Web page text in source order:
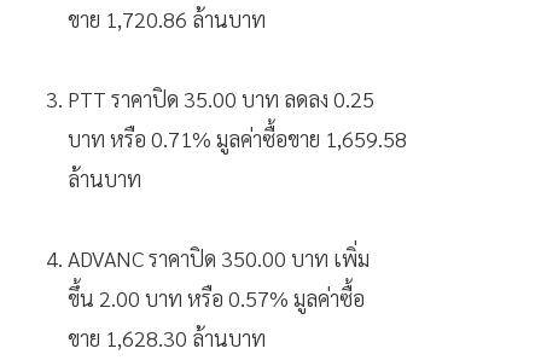
ขาย 1,720.86 ล้านบาท
PTT ราคาปิด 35.00 บาท ลดลง 0.25
บาท หรือ 0.71% มูลค่าซื้อขาย 1,659.58
ล้านบาท
ADVANC ราคาปิด 350.00 บาท เพิ่ม
ขึ้น 2.00 บาท หรือ 0.57% มูลค่าซื้อ
ขาย 1,628.30 ล้านบาท